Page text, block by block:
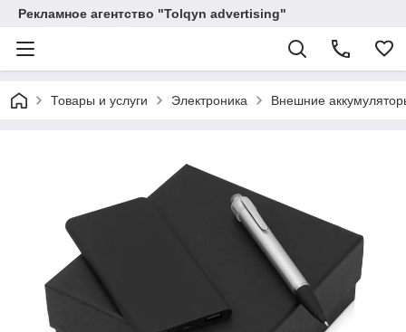
Рекламное агентство "Tolqyn advertising"
Товары и услуги Электроника Внешние